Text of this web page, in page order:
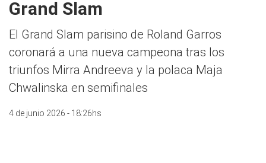
Grand Slam
El Grand Slam parisino de Roland Garros
coronará a una nueva campeona tras los
triunfos Mirra Andreeva y la polaca Maja
Chwalinska en semifinales
4 de junio 2026 - 18:26hs